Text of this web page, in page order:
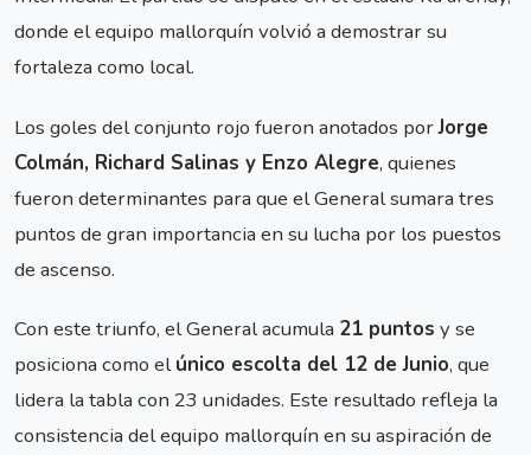
donde el equipo mallorquín volvió a demostrar su
fortaleza como local.
Los goles del conjunto rojo fueron anotados porJorge
Colmán, Richard Salinas y Enzo Alegre, quienes
fueron determinantes para que el General sumara tres
puntos de gran importancia en su lucha por los puestos
de ascenso.
Con este triunfo, el General acumula 21 puntos y se
posiciona como elúnico escolta del 12 de Junio, que
lidera la tabla con 23 unidades. Este resultado refleja la
consistencia del equipo mallorquín en su aspiración de